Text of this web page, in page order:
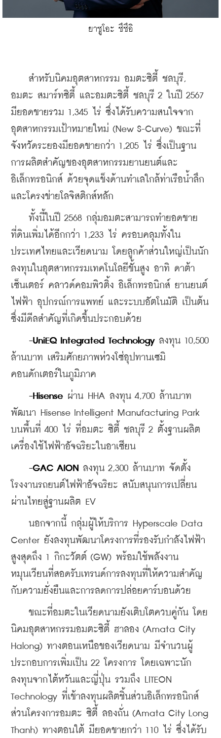
ยาซูโอะ ซึซึอิ
สำหรับนิคมอุตสาหกรรม อมตะซิตี้ ชลบุรี,
อมตะ สมาร์ทซิตี้ และอมตะซิตี้ ชลบุรี 2 ในปี 2567
มียอดขายรวม 1,345 ไร่ ซึ่งได้รับความสนใจจาก
อุตสาหกรรมเป้าหมายใหม่ (New S-Curve) ขณะที่
จังหวัดระยองมียอดขายกว่า 1,205 ไร่ ซึ่งเป็นฐาน
การผลิตสำคัญของอุตสาหกรรมยานยนต์และ
อิเล็กทรอนิกส์ ด้วยจุดแข็งด้านทำเลใกล้ท่าเรือน้ำลึก
และโครงข่ายโลจิสติกส์หลัก
ทั้งนี้ในปี 2568 กลุ่มอมตะสามารถทำยอดขาย
ที่ดินเพิ่มได้อีกกว่า 1,233 ไร่ ครอบคลุมทั้งใน
ประเทศไทยและเวียดนาม โดยลูกค้าส่วนใหญ่เป็นนัก
ลงทุนในอุตสาหกรรมเทคโนโลยีขั้นสูง อาทิ ดาต้า
เซ็นเตอร์ คลาวด์คอมพิวติ้ง อิเล็กทรอนิกส์ ยานยนต์
ไฟฟ้า อุปกรณ์การแพทย์ และระบบอัตโนมัติ เป็นต้น
ซึ่งมีดีลสำคัญที่เกิดขึ้นประกอบด้วย
-UniEQ Integrated Technology ลงทุน 10,500
ล้านบาท เสริมศักยภาพห่วงโซ่อุปทานเซมิ
คอนดักเตอร์ในภูมิภาค
-Hisense ผ่าน HHA ลงทุน 4,700 ล้านบาท
พัฒนา Hisense Intelligent Manufacturing Park
บนพื้นที่ 400 ไร่ ที่อมตะ ซิตี้ ชลบุรี 2 ตั้งฐานผลิต
เครื่องใช้ไฟฟ้าอัจฉริยะในอาเซียน
-GAC AION ลงทุน 2,300 ล้านบาท จัดตั้ง
โรงงานรถยนต์ไฟฟ้าอัจฉริยะ สนับสนุนการเปลี่ยน
ผ่านไทยสู่ฐานผลิต EV
นอกจากนี้ กลุ่มผู้ให้บริการ Hyperscale Data
Center ยังลงทุนพัฒนาโครงการที่รองรับกำลังไฟฟ้า
สูงสุดถึง 1 กิกะวัตต์ (GW) พร้อมใช้พลังงาน
หมุนเวียนที่สอดรับเทรนด์การลงทุนที่ให้ความสำคัญ
กับความยั่งยืนและการลดการปล่อยคาร์บอนด้วย
ขณะที่อมตะในเวียดนามยังเติบโตควบคู่กัน โดย
นิคมอุตสาหกรรมอมตะซิตี้ ฮาลอง (Amata City
Halong) ทางตอนเหนือของเวียดนาม มีจำนวนผู้
ประกอบการเพิ่มเป็น 22 โครงการ โดยเฉพาะนัก
ลงทุนจากไต้หวันและญี่ปุ่น รวมถึง LITEON
Technology ที่เข้าลงทุนผลิตชิ้นส่วนอิเล็กทรอนิกส์
ส่วนโครงการอมตะ ซิตี้ ลองถั่น (Amata City Long
Thanh) ทางตอนใต้ มียอดขายกว่า 110 ไร่ ซึ่งได้รับ